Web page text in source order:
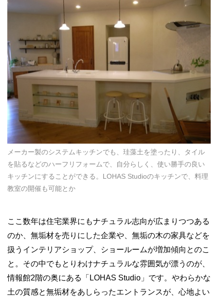
メーカー製のシステムキッチンでも、珪藻土を塗ったり、タイル
を貼るなどのハーフリフォームで、自分らしく、使い勝手の良い
キッチンにすることができる。LOHAS Studioのキッチンで、料理
教室の開催も可能とか
ここ数年は住宅業界にもナチュラル志向が広まりつつある
のか、無垢材を売りにした企業や、無垢の木の家具などを
扱うインテリアショップ、ショールームが増加傾向とのこ
と。その中でもとりわけナチュラルな雰囲気が漂うのが、
情報館2階の奥にある「LOHAS Studio」です。やわらかな
土の質感と無垢材をあしらったエントランスが、心地よい